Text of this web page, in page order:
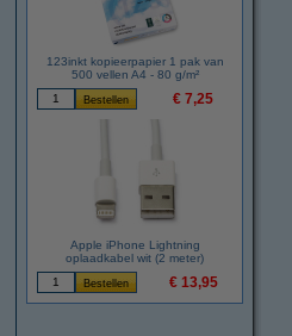
123inkt kopieerpapier 1 pak van
500 vellen A4 - 80 g/m²
€ 7,25
Apple iPhone Lightning
oplaadkabel wit (2 meter)
€ 13,95